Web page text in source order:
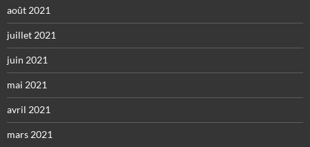
août 2021
juillet 2021
juin 2021
mai 2021
avril 2021
mars 2021